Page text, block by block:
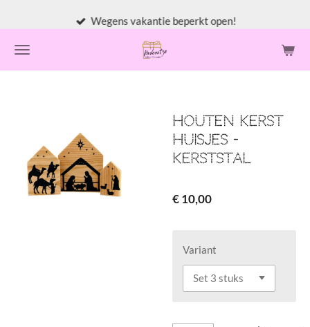
naar
de
Wegens vakantie beperkt open!
Houten kerst
huisjes -
Kerststal
€ 10,00
Variant